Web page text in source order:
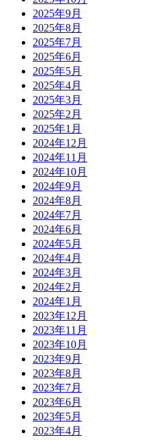
2025年9月
2025年8月
2025年7月
2025年6月
2025年5月
2025年4月
2025年3月
2025年2月
2025年1月
2024年12月
2024年11月
2024年10月
2024年9月
2024年8月
2024年7月
2024年6月
2024年5月
2024年4月
2024年3月
2024年2月
2024年1月
2023年12月
2023年11月
2023年10月
2023年9月
2023年8月
2023年7月
2023年6月
2023年5月
2023年4月